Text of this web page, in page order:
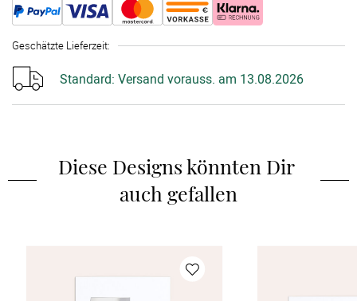
Geschätzte Lieferzeit:
Standard: Versand vorauss. am 13.08.2026
Diese Designs könnten Dir
auch gefallen